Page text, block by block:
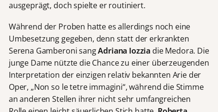
ausgeprägt, doch spielte er routiniert.
Während der Proben hatte es allerdings noch eine
Umbesetzung gegeben, denn statt der erkrankten
Serena Gamberoni sangAdriana Iozzia die Medora. Die
junge Dame nützte die Chance zu einer überzeugenden
Interpretation der einzigen relativ bekannten Arie der
Oper, „Non so le tetre immagini“, während die Stimme
an anderen Stellen ihrer nicht sehr umfangreichen